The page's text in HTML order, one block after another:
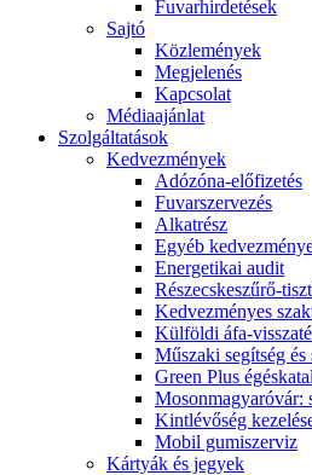
Fuvarhirdetések
Sajtó
Közlemények
Megjelenés
Kapcsolat
Médiaajánlat
Szolgáltatások
Kedvezmények
Adózóna-előfizetés
Fuvarszervezés
Alkatrész
Egyéb
Energetikai audit
Részecskeszűrő-
Kedvezményes
Külföldi áfa-
Műszaki segítség és
Green Plus
Mosonmagyaróvár:
Kintlévőség
Mobil gumiszerviz
Kártyák és jegyek